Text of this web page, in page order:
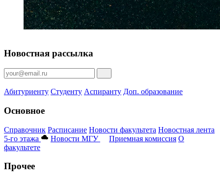
Новостная рассылка
Абитуриенту Студенту Аспиранту Доп. образование
Основное
Справочник Расписание Новости факультета Новостная лента
5-го этажа
Новости МГУ Приемная комиссия О
факультете
Прочее